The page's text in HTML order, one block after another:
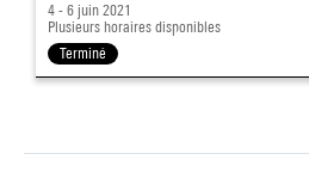
4 - 6 juin 2021
Plusieurs horaires disponibles
Terminé